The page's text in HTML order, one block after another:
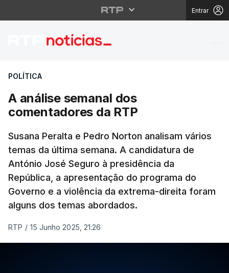
Entrar
A análise semanal
POLÍTICA
A análise semanal dos
comentadores da RTP
Susana Peralta e Pedro Norton analisam vários
temas da última semana. A candidatura de
António José Seguro à presidência da
República, a apresentação do programa do
Governo e a violência da extrema-direita foram
alguns dos temas abordados.
RTP / 15 Junho 2025, 21:26